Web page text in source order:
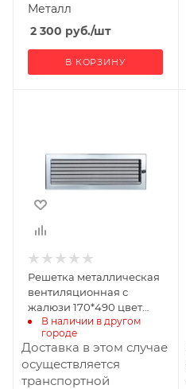
Металл
2 300 руб./шт
В КОРЗИНУ
Решетка металлическая
вентиляционная с
жалюзи 170*490 цвет
никель с/п
В наличии в другом
городе
Доставка в этом случае
осуществляется
транспортной